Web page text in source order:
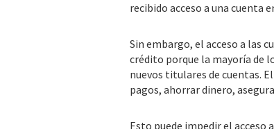
recibido acceso a una cuenta
Sin embargo, el acceso a las
crédito porque la mayoría de
nuevos titulares de cuentas.
pagos, ahorrar dinero,
Esto puede impedir el acceso